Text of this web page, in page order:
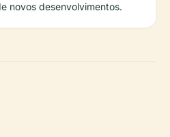
novos desenvolvimentos.